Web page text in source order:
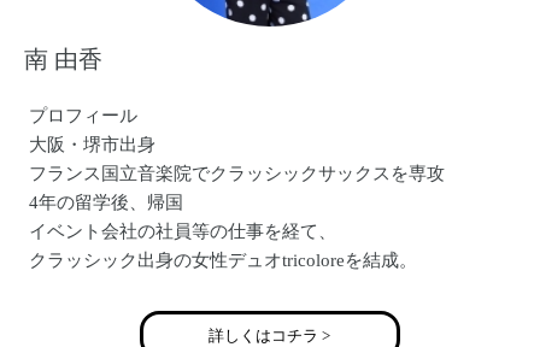
南 由香
プロフィール
大阪・堺市出身
フランス国立音楽院でクラッシックサックスを専攻
4年の留学後、帰国
イベント会社の社員等の仕事を経て、
クラッシック出身の女性デュオtricoloreを結成。
公式HP:http://tricolore-net.jp/
詳しくはコチラ >